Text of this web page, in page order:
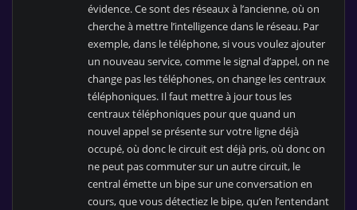
évidence. Ce sont des réseaux à l’ancienne, où on
cherche à mettre l’intelligence dans le réseau. Par
exemple, dans le téléphone, si vous voulez ajouter
un nouveau service, comme le signal d’appel, on ne
change pas les téléphones, on change les centraux
téléphoniques. Il faut mettre à jour tous les
centraux téléphoniques pour que quand un
nouvel appel se présente sur votre ligne déjà
occupé, où donc le circuit est déjà pris, où donc on
ne peut pas commuter sur un autre circuit, le
central émette un bipe sur une conversation en
cours, que vous détectiez le bipe, qu’en l’entendant